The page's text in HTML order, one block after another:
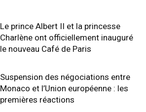
Le prince Albert II et la princesse
Charlène ont officiellement inauguré
le nouveau Café de Paris
Suspension des négociations entre
Monaco et l’Union européenne : les
premières réactions